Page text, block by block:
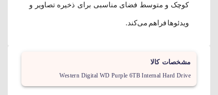
کوچک و متوسط فضای مناسبی برای ذخیره تصاویر و
ویدئوها فراهم می‌کند.
مشخصات کالا
Western Digital WD Purple 6TB Internal Hard Drive